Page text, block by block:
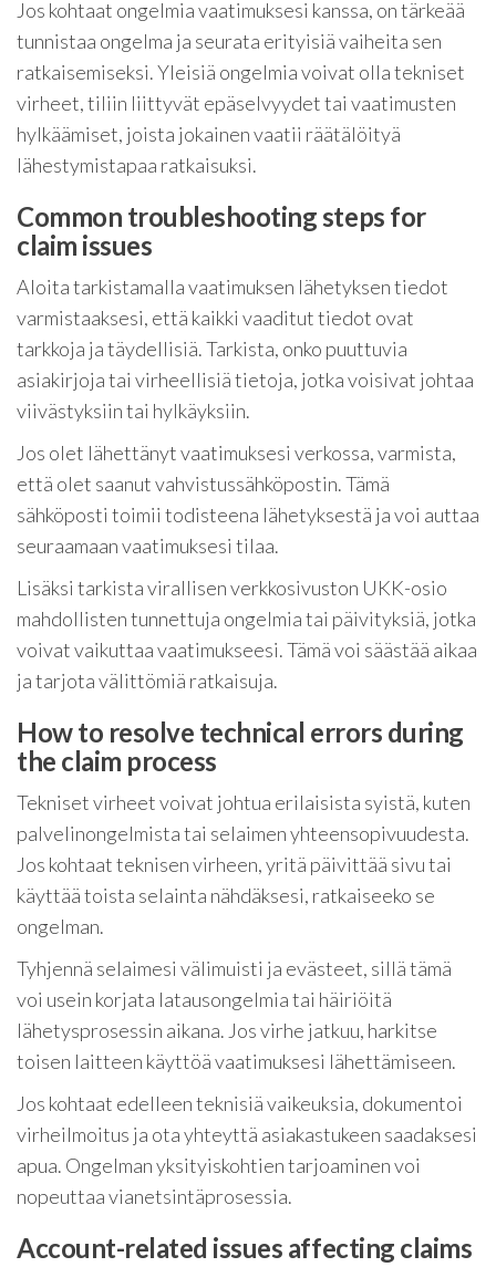
Jos kohtaat ongelmia vaatimuksesi kanssa, on tärkeää
tunnistaa ongelma ja seurata erityisiä vaiheita sen
ratkaisemiseksi. Yleisiä ongelmia voivat olla tekniset
virheet, tiliin liittyvät epäselvyydet tai vaatimusten
hylkäämiset, joista jokainen vaatii räätälöityä
lähestymistapaa ratkaisuksi.
Common troubleshooting steps for
claim issues
Aloita tarkistamalla vaatimuksen lähetyksen tiedot
varmistaaksesi, että kaikki vaaditut tiedot ovat
tarkkoja ja täydellisiä. Tarkista, onko puuttuvia
asiakirjoja tai virheellisiä tietoja, jotka voisivat johtaa
viivästyksiin tai hylkäyksiin.
Jos olet lähettänyt vaatimuksesi verkossa, varmista,
että olet saanut vahvistussähköpostin. Tämä
sähköposti toimii todisteena lähetyksestä ja voi auttaa
seuraamaan vaatimuksesi tilaa.
Lisäksi tarkista virallisen verkkosivuston UKK-osio
mahdollisten tunnettuja ongelmia tai päivityksiä, jotka
voivat vaikuttaa vaatimukseesi. Tämä voi säästää aikaa
ja tarjota välittömiä ratkaisuja.
How to resolve technical errors during
the claim process
Tekniset virheet voivat johtua erilaisista syistä, kuten
palvelinongelmista tai selaimen yhteensopivuudesta.
Jos kohtaat teknisen virheen, yritä päivittää sivu tai
käyttää toista selainta nähdäksesi, ratkaiseeko se
ongelman.
Tyhjennä selaimesi välimuisti ja evästeet, sillä tämä
voi usein korjata latausongelmia tai häiriöitä
lähetysprosessin aikana. Jos virhe jatkuu, harkitse
toisen laitteen käyttöä vaatimuksesi lähettämiseen.
Jos kohtaat edelleen teknisiä vaikeuksia, dokumentoi
virheilmoitus ja ota yhteyttä asiakastukeen saadaksesi
apua. Ongelman yksityiskohtien tarjoaminen voi
nopeuttaa vianetsintäprosessia.
Account-related issues affecting claims